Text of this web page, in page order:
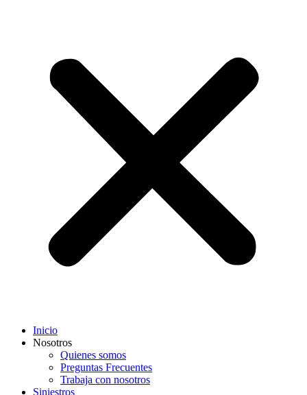
Inicio
Nosotros
Quienes somos
Preguntas Frecuentes
Trabaja con nosotros
Siniestros